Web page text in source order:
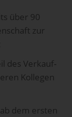
über 90
zur
des Verkauf-
Kollegen
dem ersten